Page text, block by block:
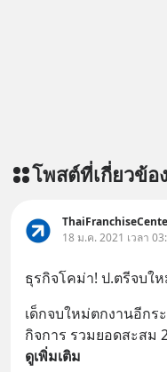
โพสต์ที่เกี่ยวข้อง
18 ม.ค. 2021 เวลา
ธุรกิจโคม่า! ป.ตรีจบใ
เด็กจบใหม่ตกงานอีกร
กิจการ รวมยอดสะสม
ดูเพิ่มเติม